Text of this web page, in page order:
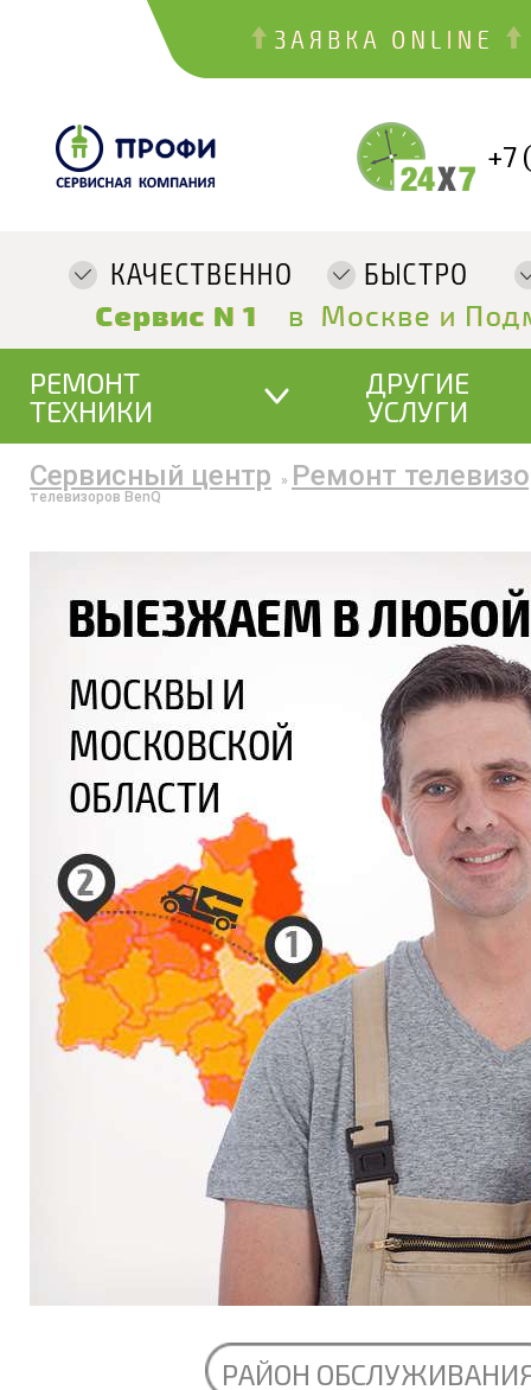
+7
РЕМОНТ
ТЕХНИКИ
ДРУГИЕ
УСЛУГИ
Сервисный центр » Ремонт
телевизоров BenQ
РАЙОН